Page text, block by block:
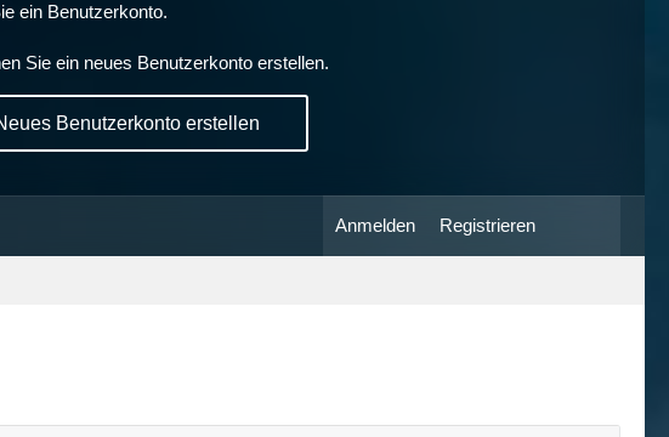
ein Benutzerkonto.
Sie ein neues Benutzerkonto erstellen.
Benutzerkonto erstellen
Anmelden Registrieren